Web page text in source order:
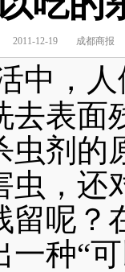
2011-12-19 成都商报
中，
去表面
虫剂的
虫，还
留呢？
一种“